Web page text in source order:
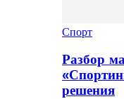
Спорт
Разбор
решения